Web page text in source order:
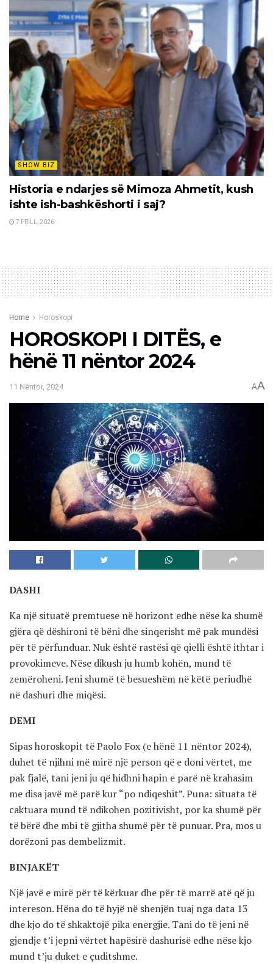
SHOW BIZ
Historia e ndarjes së Mimoza Ahmetit, kush
ishte ish-bashkëshorti i saj?
7 PRILL, 2026
Home Horoskopi
HOROSKOPI I DITËS, e
hënë 11 nëntor 2024
11 Nëntor, 2024 AA
DASHI
Ka një situatë premtuese në horizont edhe nëse ka shumë
gjëra që dëshironi të bëni dhe sinqerisht më pak mundësi
për të përfunduar. Nuk është rastësi që qielli është ithtar i
provokimeve. Nëse dikush ju humb kohën, mund të
zemëroheni. Jeni shumë të besueshëm në këtë periudhë
në dashuri dhe miqësi.
DEMI
Sipas horoskopit të Paolo Fox (e hënë 11 nëntor 2024),
duhet të njihni më mirë një person që e doni vërtet, me
pak fjalë, tani jeni ju që hidhni hapin e parë në krahasim
me disa javë më parë kur “po ndiqeshit”. Puna: situata të
caktuara mund të ndikohen pozitivisht, por ka shumë për
të bërë dhe mbi të gjitha shumë për të punuar. Pra, mos u
dorëzoni pas dembelizmit.
BINJAKËT
Një javë e mirë për të kërkuar dhe për të marrë atë që ju
intereson. Hëna do të hyjë në shenjën tuaj nga data 13
dhe kjo do të shkaktojë pika energjie. Tani do të jeni në
gjendje t’i jepni vërtet hapësirë ​​dashurisë edhe nëse kjo
mund t’ju duket e çuditshme.